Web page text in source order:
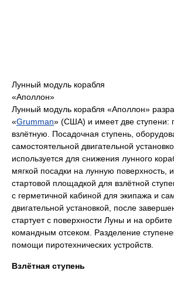
Лунный модуль корабля
«Аполлон»
Лунный модуль корабля «Аполлон»
«Grumman» (США) и имеет две ступени:
взлётную. Посадочная ступень,
самостоятельной двигательной
используется для снижения лунного
мягкой посадки на лунную поверхность,
стартовой площадкой для взлётной
с герметичной кабиной для экипажа и
двигательной установкой, после
стартует с поверхности Луны и на орбите
командным отсеком. Разделение
помощи пиротехнических устройств.
Взлётная ступень